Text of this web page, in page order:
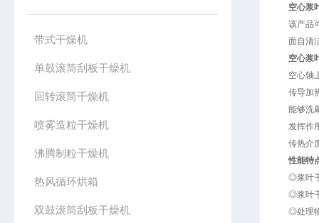
带式干燥机
单鼓滚筒刮板干燥机
回转滚筒干燥机
喷雾造粒干燥机
沸腾制粒干燥机
热风循环烘箱
双鼓滚筒刮板干燥机
空心浆
该产品
面自清
空心浆
空心轴
传导加
能够洗
发挥作
传热介
性能特
◎浆叶
◎浆叶
◎处理